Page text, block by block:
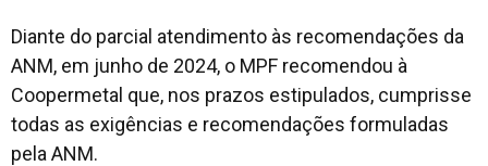
Diante do parcial atendimento às recomendações da
ANM, em junho de 2024, o MPF recomendou à
Coopermetal que, nos prazos estipulados, cumprisse
todas as exigências e recomendações formuladas
pela ANM.